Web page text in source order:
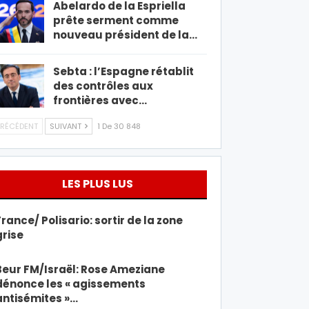
Abelardo de la Espriella
prête serment comme
nouveau président de la…
Sebta : l’Espagne rétablit
des contrôles aux
frontières avec…
SUIVANT 1 De 30 848
LES PLUS LUS
Polisario: sortir de la zone
FM/Israël: Rose Ameziane
les « agissements
»…